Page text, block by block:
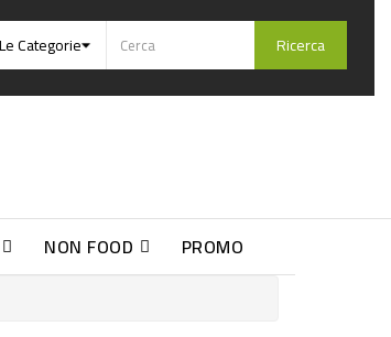
Ricerca
NON FOOD PROMO